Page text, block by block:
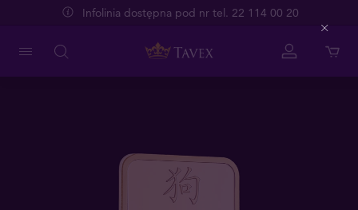
Infolinia dostępna pod nr tel. 22 114 00 20
Close